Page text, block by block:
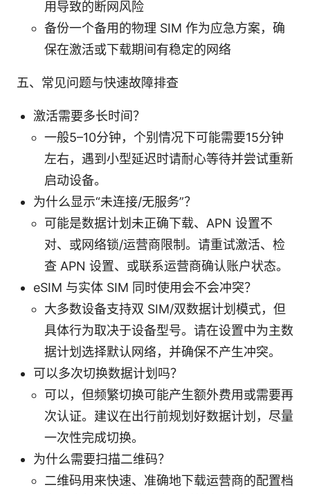
用导致的断网风险
备份一个备用的物理 SIM 作为应急方案，确
保在激活或下载期间有稳定的网络
五、常见问题与快速故障排查
激活需要多长时间？
一般5–10分钟，个别情况下可能需要15分钟
左右，遇到小型延迟时请耐心等待并尝试重新
启动设备。
为什么显示“未连接/无服务”？
可能是数据计划未正确下载、APN 设置不
对、或网络锁/运营商限制。请重试激活、检
查 APN 设置、或联系运营商确认账户状态。
eSIM 与实体 SIM 同时使用会不会冲突？
大多数设备支持双 SIM/双数据计划模式，但
具体行为取决于设备型号。请在设置中为主数
据计划选择默认网络，并确保不产生冲突。
可以多次切换数据计划吗？
可以，但频繁切换可能产生额外费用或需要再
次认证。建议在出行前规划好数据计划，尽量
一次性完成切换。
为什么需要扫描二维码？
二维码用来快速、准确地下载运营商的配置档